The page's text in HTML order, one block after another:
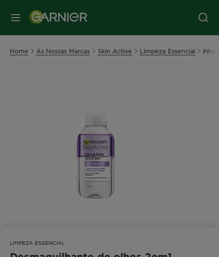
MENU
Home As Nossas Marcas Skin Active Limpeza Essencial
LIMPEZA ESSENCIAL